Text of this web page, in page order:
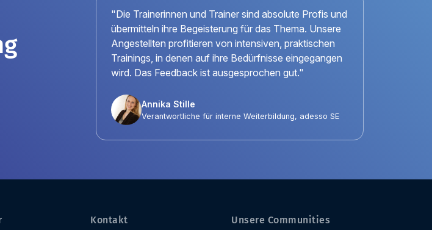
"Die Trainerinnen und Trainer sind absolute Profis und
übermitteln ihre Begeisterung für das Thema. Unsere
Angestellten profitieren von intensiven, praktischen
Trainings, in denen auf ihre Bedürfnisse eingegangen
wird. Das Feedback ist ausgesprochen gut."
Annika Stille
Verantwortliche für interne Weiterbildung, adesso SE
Kontakt Unsere Communities